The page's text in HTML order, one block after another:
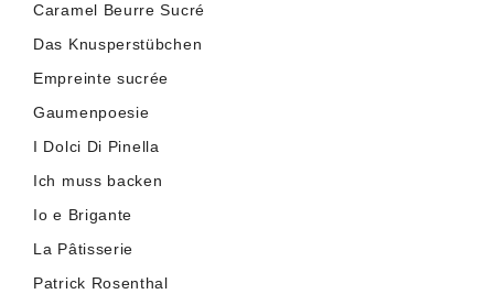
Caramel Beurre Sucré
Das Knusperstübchen
Empreinte sucrée
Gaumenpoesie
I Dolci Di Pinella
Ich muss backen
Io e Brigante
La Pâtisserie
Patrick Rosenthal